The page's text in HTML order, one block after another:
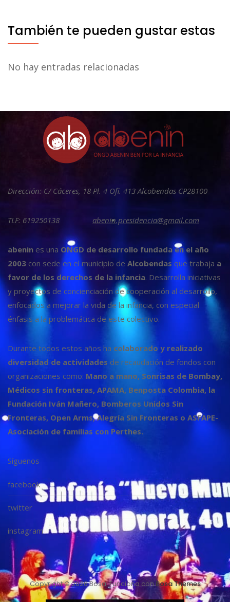
También te pueden gustar estas
No hay entradas relacionadas
Dirección: C/ Cáceres, 18 Pl. 4 Ofi. 413 Alcobendas CP28100
TLF: 619250138 abenin.presidencia@gmail.com
abenin es una ONGD de desarrollo fundada en el año
2003 con sede en el municipio de Alcobendas que trabaja a
favor de los derechos de la infancia. Desarrolla iniciativas
y proyectos de concienciación de cooperación al desarrollo,
enfocados a mejorar la vida de la infancia, con especial
énfasis a la problemática de este colectivo.
Durante todos estos años ha colaborado y realizado
diversidad de actividades de recaudación de fondos con
organizaciones como: Mano a mano, Sonrisas de Bombay,
Médicos sin fronteras, APAMA, Benposta Colombia, la
Fundación Iván Mañero, Bomberos Unidos Sin
Fronteras, Open Arms, Alegría Sin Fronteras o ASFAPE-
Asociación de familias con Perthes.
Síguenos
facebook
twitter
instagram
Copyright © 2026 Bosa. Funciona conBosa Themes